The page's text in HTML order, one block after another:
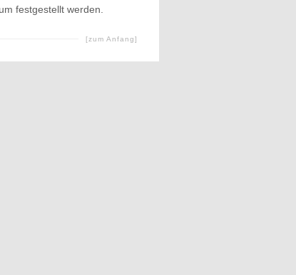
festgestellt werden.
[zum Anfang]